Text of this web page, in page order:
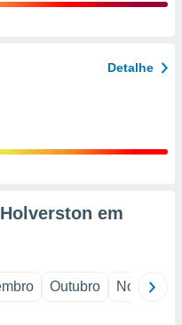
Detalhe
em
Outubro Novembro